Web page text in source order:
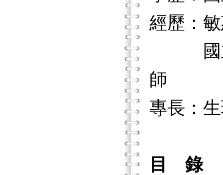
經歷：
國立
師
專長：
目 錄